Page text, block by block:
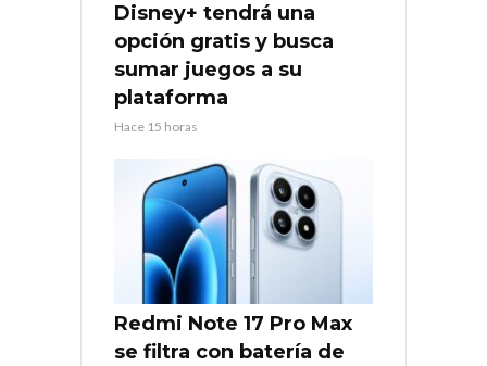
Disney+ tendrá una
opción gratis y busca
sumar juegos a su
plataforma
Hace 15 horas
Redmi Note 17 Pro Max
se filtra con batería de